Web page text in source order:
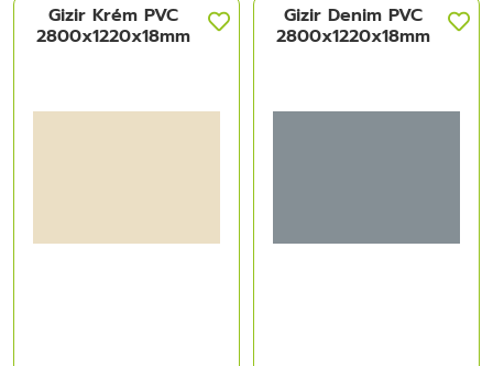
Gizir Krém PVC
2800x1220x18mm
Gizir Denim PVC
2800x1220x18mm